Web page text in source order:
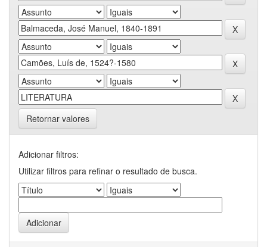
Retornar valores
Adicionar filtros:
Utilizar filtros para refinar o resultado de busca.